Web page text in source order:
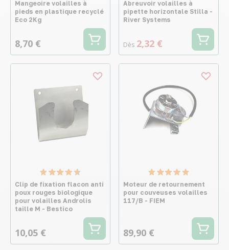
Mangeoire volailles à
pieds en plastique recyclé
Eco 2Kg
8,70 €
Abreuvoir volailles à
pipette horizontale Stilla -
River Systems
Dès 2,32 €
Clip de fixation flacon anti
poux rouges biologique
pour volailles Androlis
taille M - Bestico
10,05 €
Moteur de retournement
pour couveuses volailles
117/B - FIEM
89,90 €